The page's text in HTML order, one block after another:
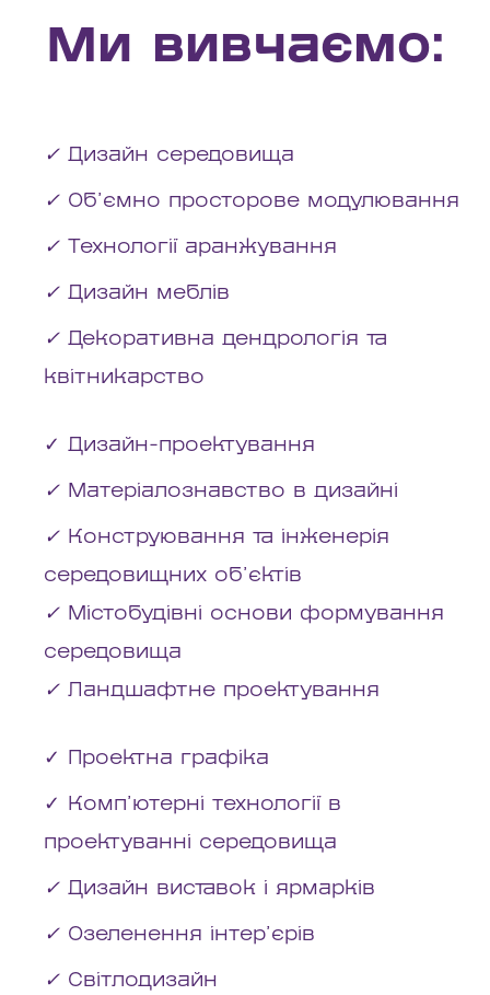
Ми вивчаємо:
✓ Дизайн середовища
✓ Об’ємно просторове модулювання
✓ Технології аранжування
✓ Дизайн меблів
✓ Декоративна дендрологія та
квітникарство
✓ Дизайн-проектування
✓ Матеріалознавство в дизайні
✓ Конструювання та інженерія
середовищних об’єктів
✓ Містобудівні основи формування
середовища
✓ Ландшафтне проектування
✓ Проектна графіка
✓ Комп’ютерні технології в
проектуванні середовища
✓ Дизайн виставок і ярмарків
✓ Озеленення інтер’єрів
✓ Світлодизайн